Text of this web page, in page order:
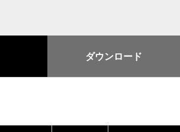
ダウンロード